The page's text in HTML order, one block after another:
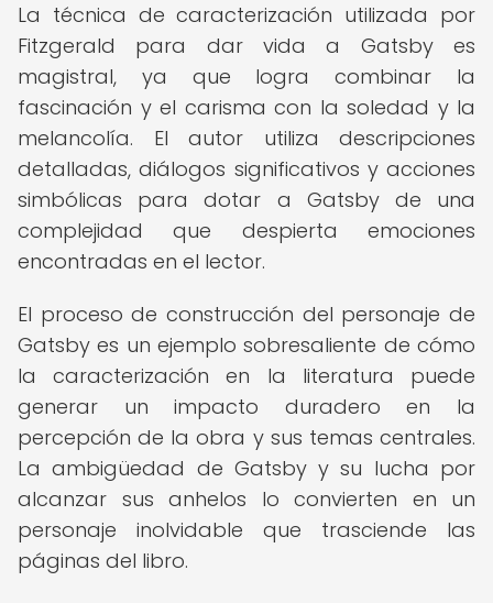
La técnica de caracterización utilizada por
Fitzgerald para dar vida a Gatsby es
magistral, ya que logra combinar la
fascinación y el carisma con la soledad y la
melancolía. El autor utiliza descripciones
detalladas, diálogos significativos y acciones
simbólicas para dotar a Gatsby de una
complejidad que despierta emociones
encontradas en el lector.
El proceso de construcción del personaje de
Gatsby es un ejemplo sobresaliente de cómo
la caracterización en la literatura puede
generar un impacto duradero en la
percepción de la obra y sus temas centrales.
La ambigüedad de Gatsby y su lucha por
alcanzar sus anhelos lo convierten en un
personaje inolvidable que trasciende las
páginas del libro.